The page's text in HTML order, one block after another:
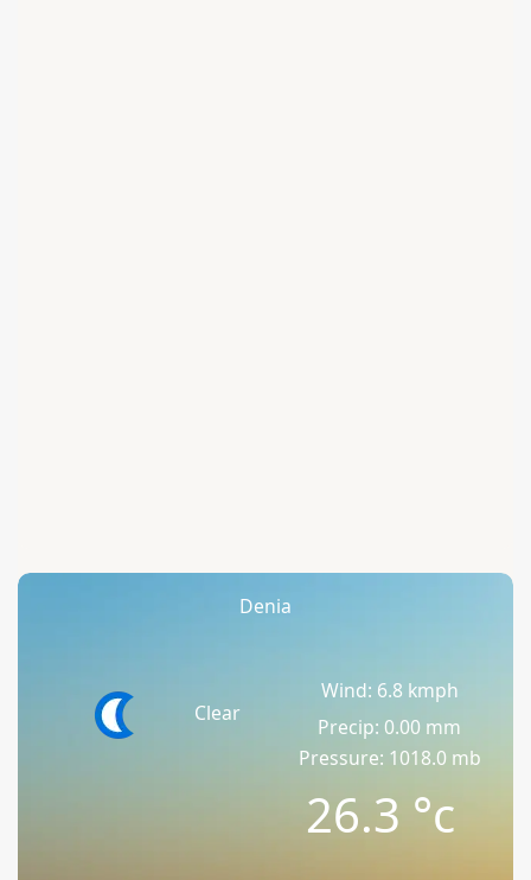
Denia
Clear
Wind: 6.8 kmph
Precip: 0.00 mm
Pressure: 1018.0 mb
26.3°c